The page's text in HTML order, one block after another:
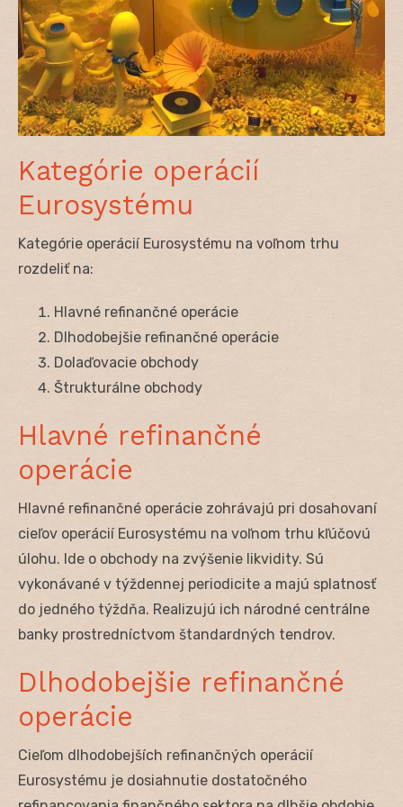
Kategórie operácií
Eurosystému
Kategórie operácií Eurosystému na voľnom trhu
rozdeliť na:
Hlavné refinančné operácie
Dlhodobejšie refinančné operácie
Dolaďovacie obchody
Štrukturálne obchody
Hlavné refinančné
operácie
Hlavné refinančné operácie zohrávajú pri dosahovaní
cieľov operácií Eurosystému na voľnom trhu kľúčovú
úlohu. Ide o obchody na zvýšenie likvidity. Sú
vykonávané v týždennej periodicite a majú splatnosť
do jedného týždňa. Realizujú ich národné centrálne
banky prostredníctvom štandardných tendrov.
Dlhodobejšie refinančné
operácie
Cieľom dlhodobejších refinančných operácií
Eurosystému je dosiahnutie dostatočného